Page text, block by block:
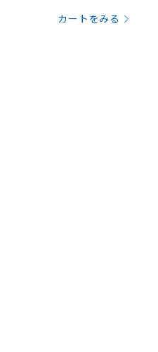
カートをみる